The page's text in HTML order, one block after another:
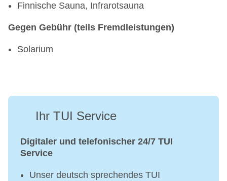
Finnische Sauna, Infrarotsauna
Gegen Gebühr (teils Fremdleistungen)
Solarium
Ihr TUI Service
Digitaler und telefonischer 24/7 TUI
Service
Unser deutsch sprechendes TUI